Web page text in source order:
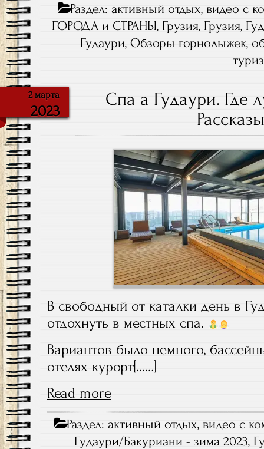
Раздел: активный отдых, видео с
ГОРОДА и СТРАНЫ, Грузия, Грузия,
Гудаури,Обзоры горнолыжек,
2 марта
2023
Спа а Гудаури. Где
В свободный от каталки день в
отдохнуть в местных спа.
Вариантов было немного,
отелях курорт[……]
Read more
Раздел: активный отдых, видео с
Гудаури/Бакуриани - зима 2023,